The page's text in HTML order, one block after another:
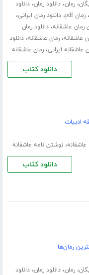
،رمان،دانلود رمان،دانلود
،رمان pdf ،دانلود رمان ایرانی،
رمان عاشقانه،دانلود رمان
عاشقانه،رمان عاشقانه،دانلود
عاشقانه ایرانی،رمان عاشقانه
دانلود کتاب
ادبیات
عاشقانه،نوشتن نامه عاشقانه
دانلود کتاب
رمان‌ها
،رمان،دانلود رمان،دانلود